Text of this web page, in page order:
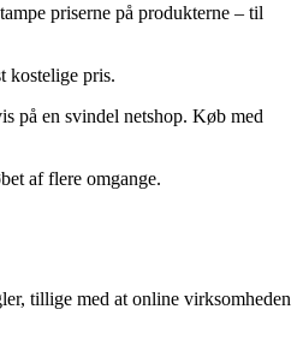
priserne på produkterne – til
kostelige pris.
på en svindel netshop. Køb med
af flere omgange.
tillige med at online virksomheden